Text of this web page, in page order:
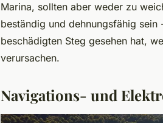
Marina, sollten aber weder zu
beständig und dehnungsfähig
beschädigten Steg gesehen hat,
verursachen.
Navigations- und